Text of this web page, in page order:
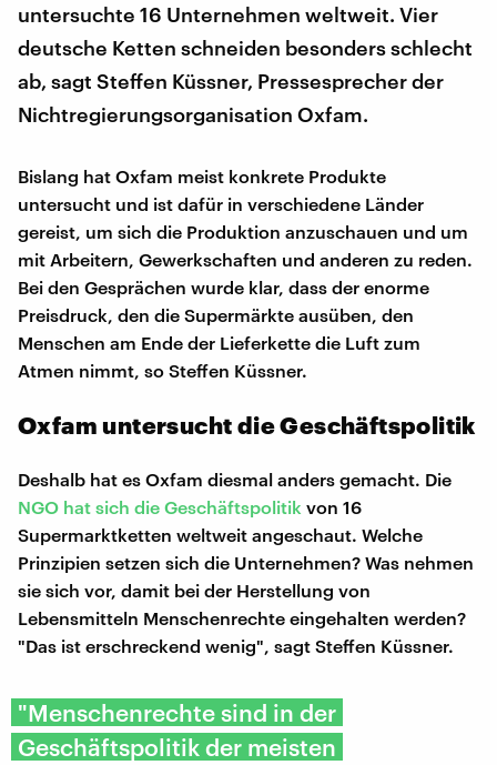
untersuchte 16 Unternehmen weltweit. Vier
deutsche Ketten schneiden besonders schlecht
ab, sagt Steffen Küssner, Pressesprecher der
Nichtregierungsorganisation Oxfam.
Bislang hat Oxfam meist konkrete Produkte
untersucht und ist dafür in verschiedene Länder
gereist, um sich die Produktion anzuschauen und um
mit Arbeitern, Gewerkschaften und anderen zu reden.
Bei den Gesprächen wurde klar, dass der enorme
Preisdruck, den die Supermärkte ausüben, den
Menschen am Ende der Lieferkette die Luft zum
Atmen nimmt, so Steffen Küssner.
Oxfam untersucht die Geschäftspolitik
Deshalb hat es Oxfam diesmal anders gemacht. Die
NGO hat sich die Geschäftspolitik von 16
Supermarktketten weltweit angeschaut. Welche
Prinzipien setzen sich die Unternehmen? Was nehmen
sie sich vor, damit bei der Herstellung von
Lebensmitteln Menschenrechte eingehalten werden?
"Das ist erschreckend wenig", sagt Steffen Küssner.
"Menschenrechte sind in der
Geschäftspolitik der meisten